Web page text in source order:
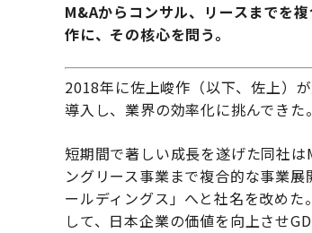
M&Aからコンサル、リースまでを
作に、その核心を問う。
2018年に佐上峻作（以下、佐上）
導入し、業界の効率化に挑んできた。
短期間で著しい成長を遂げた同社
ングリース事業まで複合的な事業
ールディングス」へと社名を改め
して、日本企業の価値を向上させ